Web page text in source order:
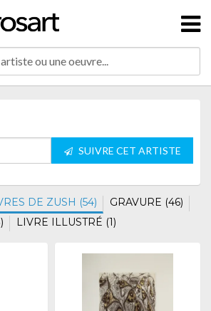
SUIVRE CET ARTISTE
DE ZUSH (54)
GRAVURE (46)
LIVRE ILLUSTRÉ (1)